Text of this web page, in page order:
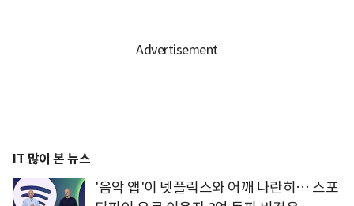
IT 많이 본 뉴스
'음악 앱'이 넷플릭스와 어깨 나란히… 스포